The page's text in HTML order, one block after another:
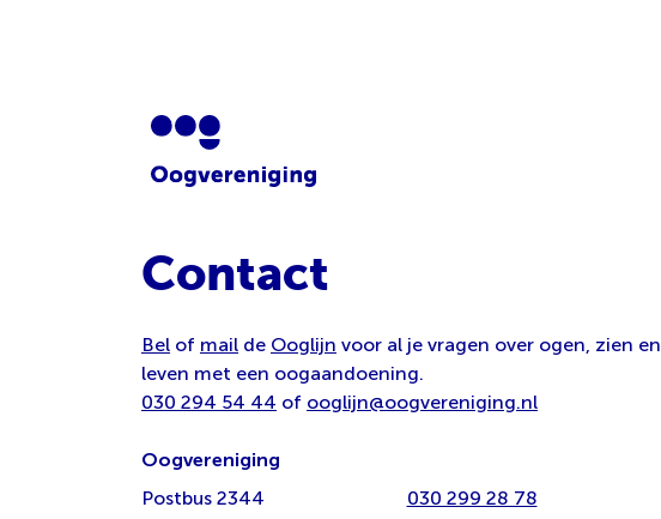
Contact
Bel of mail de Ooglijn voor al je vragen over ogen, zien en
leven met een oogaandoening.
030 294 54 44 of ooglijn@oogvereniging.nl
Oogvereniging
Postbus 2344
030 299 28 78